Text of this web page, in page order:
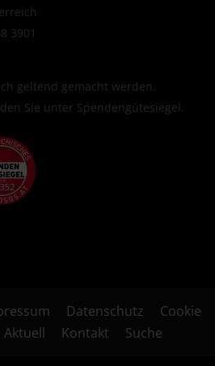
3901
geltend gemacht werden.
Sie unter Spendengütesiegel.
Datenschutz
Cookie
Aktuell Kontakt Suche